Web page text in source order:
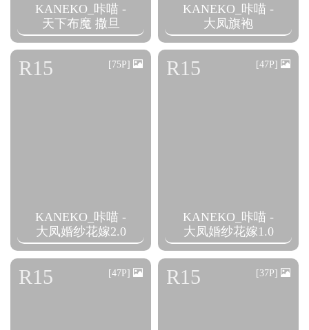
KANEKO_咔喵 -
天下布魔 撒旦
KANEKO_咔喵 -
大凤旗袍
KANEKO_咔喵 -
大凤婚纱花嫁2.0
R15 [75P]
KANEKO_咔喵 -
大凤婚纱花嫁1.0
R15 [47P]
R15 [47P] R15 [37P]